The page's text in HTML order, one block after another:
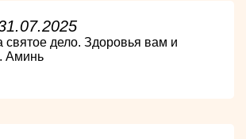
святое дело. Здоровья вам и
Аминь